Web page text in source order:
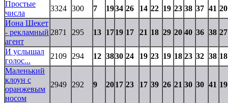
Простые
числа
3324 300 7 1934 26 14 22 19 23 38 37 41 20
Иона Шекет
- рекламный
агент
2871 295 13 1719 17 21 18 29 20 40 36 38 27
И услышал
голос...
2109 294 12 3830 24 19 23 19 18 23 32 38 18
Маленький
клоун с
оранжевым
носом
2949 292 9 2017 23 17 39 26 21 30 30 41 19